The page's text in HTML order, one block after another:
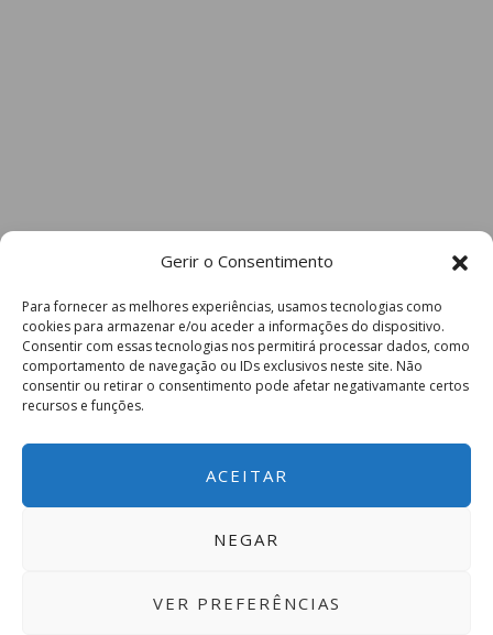
Gerir o Consentimento
Para fornecer as melhores experiências, usamos tecnologias como
cookies para armazenar e/ou aceder a informações do dispositivo.
Consentir com essas tecnologias nos permitirá processar dados, como
comportamento de navegação ou IDs exclusivos neste site. Não
consentir ou retirar o consentimento pode afetar negativamante certos
recursos e funções.
ACEITAR
NEGAR
VER PREFERÊNCIAS